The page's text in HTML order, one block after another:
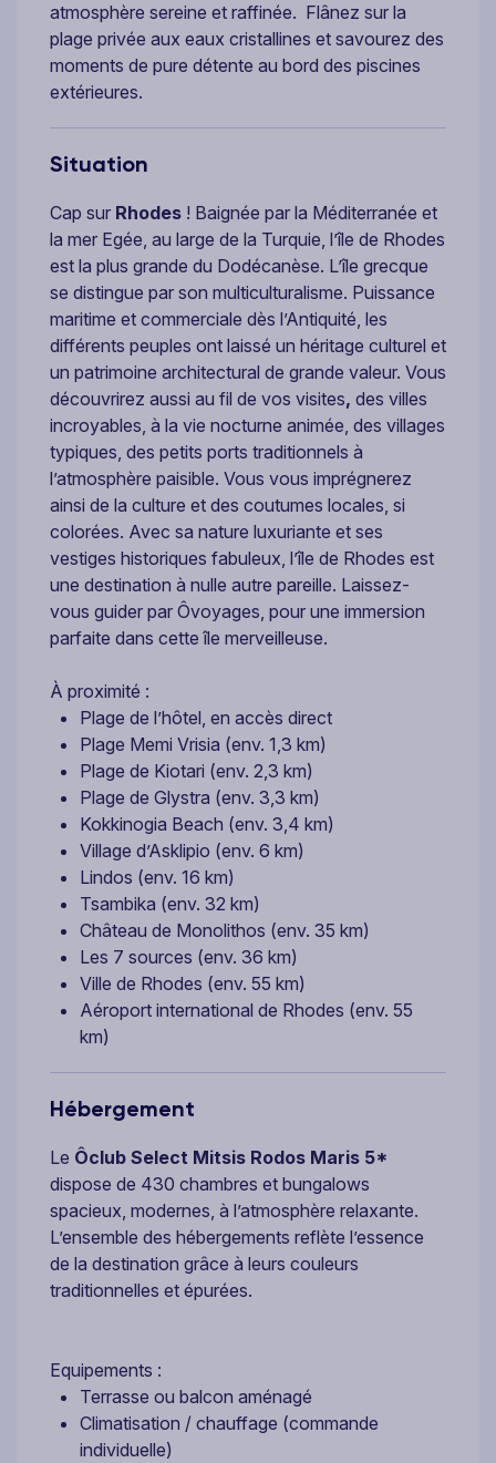
atmosphère sereine et raffinée. Flânez sur la
plage privée aux eaux cristallines et savourez des
moments de pure détente au bord des piscines
extérieures.
Situation
Cap sur Rhodes ! Baignée par la Méditerranée et
la mer Egée, au large de la Turquie, l’île de Rhodes
est la plus grande du Dodécanèse. L’île grecque
se distingue par son multiculturalisme. Puissance
maritime et commerciale dès l’Antiquité, les
différents peuples ont laissé un héritage culturel et
un patrimoine architectural de grande valeur. Vous
découvrirez aussi au fil de vos visites, des villes
incroyables, à la vie nocturne animée, des villages
typiques, des petits ports traditionnels à
l’atmosphère paisible. Vous vous imprégnerez
ainsi de la culture et des coutumes locales, si
colorées. Avec sa nature luxuriante et ses
vestiges historiques fabuleux, l’île de Rhodes est
une destination à nulle autre pareille. Laissez-
vous guider par Ôvoyages, pour une immersion
parfaite dans cette île merveilleuse.
À proximité :
Plage de l’hôtel, en accès direct
Plage Memi Vrisia (env. 1,3 km)
Plage de Kiotari (env. 2,3 km)
Plage de Glystra (env. 3,3 km)
Kokkinogia Beach (env. 3,4 km)
Village d’Asklipio (env. 6 km)
Lindos (env. 16 km)
Tsambika (env. 32 km)
Château de Monolithos (env. 35 km)
Les 7 sources (env. 36 km)
Ville de Rhodes (env. 55 km)
Aéroport international de Rhodes (env. 55
km)
Hébergement
Le Ôclub Select Mitsis Rodos Maris 5*
dispose de 430 chambres et bungalows
spacieux, modernes, à l’atmosphère relaxante.
L’ensemble des hébergements reflète l’essence
de la destination grâce à leurs couleurs
traditionnelles et épurées.
Equipements :
Terrasse ou balcon aménagé
Climatisation / chauffage (commande
individuelle)